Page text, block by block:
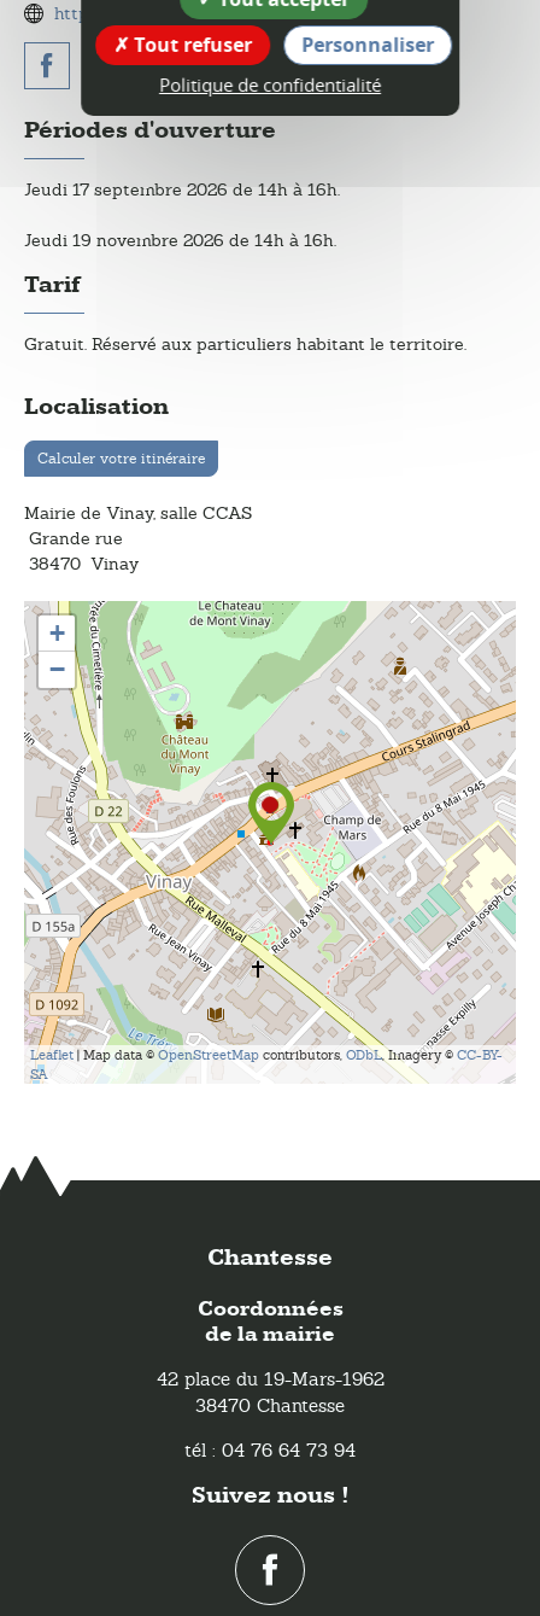
https://saintmarcellin-vercors-isere.fr/
Périodes d'ouverture
Jeudi 17 septembre 2026 de 14h à 16h.
Jeudi 19 novembre 2026 de 14h à 16h.
Tarif
Gratuit. Réservé aux particuliers habitant le territoire.
Localisation
Calculer votre itinéraire
Mairie de Vinay, salle CCAS
Grande rue
38470 Vinay
+
−
Leaflet | Map data © OpenStreetMap contributors, ODbL, Imagery © CC-BY-
SA
Chantesse
Coordonnées
de la mairie
42 place du 19-Mars-1962
38470 Chantesse
tél : 04 76 64 73 94
Suivez nous !
Tout refuser
Personnaliser
Politique de confidentialité